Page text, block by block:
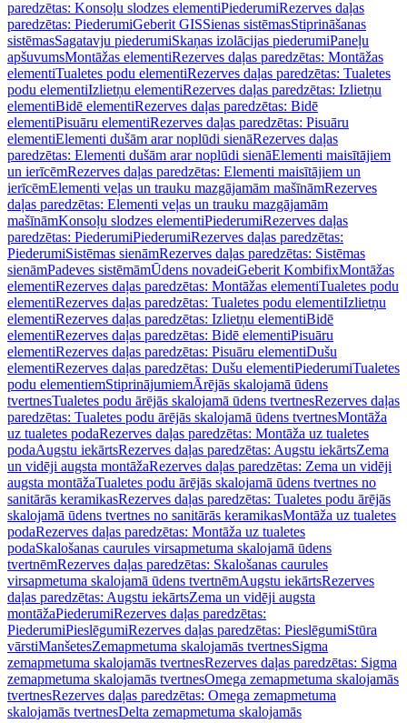
paredzētas: Konsoļu slodzes elementiPiederumiRezerves daļas
paredzētas: PiederumiGeberit GISSienas sistēmasStiprināšanas
sistēmasSagatavju piederumiSkaņas izolācijas piederumiPaneļu
apšuvumsMontāžas elementiRezerves daļas paredzētas: Montāžas
elementiTualetes podu elementiRezerves daļas paredzētas: Tualetes
podu elementiIzlietņu elementiRezerves daļas paredzētas: Izlietņu
elementiBidē elementiRezerves daļas paredzētas: Bidē
elementiPisuāru elementiRezerves daļas paredzētas: Pisuāru
elementiElementi dušām arar noplūdi sienāRezerves daļas
paredzētas: Elementi dušām arar noplūdi sienāElementi maisītājiem
un ierīcēmRezerves daļas paredzētas: Elementi maisītājiem un
ierīcēmElementi veļas un trauku mazgājamām mašīnāmRezerves
daļas paredzētas: Elementi veļas un trauku mazgājamām
mašīnāmKonsoļu slodzes elementiPiederumiRezerves daļas
paredzētas: PiederumiPiederumiRezerves daļas paredzētas:
PiederumiSistēmas sienāmRezerves daļas paredzētas: Sistēmas
sienāmPadeves sistēmāmŪdens novadeiGeberit KombifixMontāžas
elementiRezerves daļas paredzētas: Montāžas elementiTualetes podu
elementiRezerves daļas paredzētas: Tualetes podu elementiIzlietņu
elementiRezerves daļas paredzētas: Izlietņu elementiBidē
elementiRezerves daļas paredzētas: Bidē elementiPisuāru
elementiRezerves daļas paredzētas: Pisuāru elementiDušu
elementiRezerves daļas paredzētas: Dušu elementiPiederumiTualetes
podu elementiemStiprinājumiemĀrējās skalojamā ūdens
tvertnesTualetes podu ārējās skalojamā ūdens tvertnesRezerves daļas
paredzētas: Tualetes podu ārējās skalojamā ūdens tvertnesMontāža
uz tualetes podaRezerves daļas paredzētas: Montāža uz tualetes
podaAugstu iekārtsRezerves daļas paredzētas: Augstu iekārtsZema
un vidēji augsta montāžaRezerves daļas paredzētas: Zema un vidēji
augsta montāžaTualetes podu ārējās skalojamā ūdens tvertnes no
sanitārās keramikasRezerves daļas paredzētas: Tualetes podu ārējās
skalojamā ūdens tvertnes no sanitārās keramikasMontāža uz tualetes
podaRezerves daļas paredzētas: Montāža uz tualetes
podaSkalošanas caurules virsapmetuma skalojamā ūdens
tvertnēmRezerves daļas paredzētas: Skalošanas caurules
virsapmetuma skalojamā ūdens tvertnēmAugstu iekārtsRezerves
daļas paredzētas: Augstu iekārtsZema un vidēji augsta
montāžaPiederumiRezerves daļas paredzētas:
PiederumiPieslēgumiRezerves daļas paredzētas: PieslēgumiStūra
vārstiManšetesZemapmetuma skalojamās tvertnesSigma
zemapmetuma skalojamās tvertnesRezerves daļas paredzētas: Sigma
zemapmetuma skalojamās tvertnesOmega zemapmetuma skalojamās
tvertnesRezerves daļas paredzētas: Omega zemapmetuma
skalojamās tvertnesDelta zemapmetuma skalojamās